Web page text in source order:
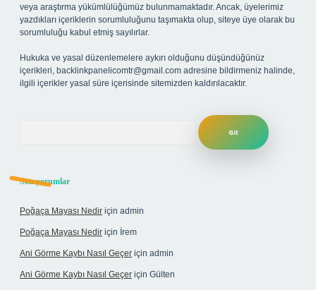
veya araştırma yükümlülüğümüz bulunmamaktadır. Ancak, üyelerimiz
yazdıkları içeriklerin sorumluluğunu taşımakta olup, siteye üye olarak bu
sorumluluğu kabul etmiş sayılırlar.
Hukuka ve yasal düzenlemelere aykırı olduğunu düşündüğünüz
içerikleri, backlinkpanelicomtr@gmail.com adresine bildirmeniz halinde,
ilgili içerikler yasal süre içerisinde sitemizden kaldırılacaktır.
Son yorumlar
Poğaça Mayası Nedir için admin
Poğaça Mayası Nedir için İrem
Ani Görme Kaybı Nasıl Geçer için admin
Ani Görme Kaybı Nasıl Geçer için Gülten